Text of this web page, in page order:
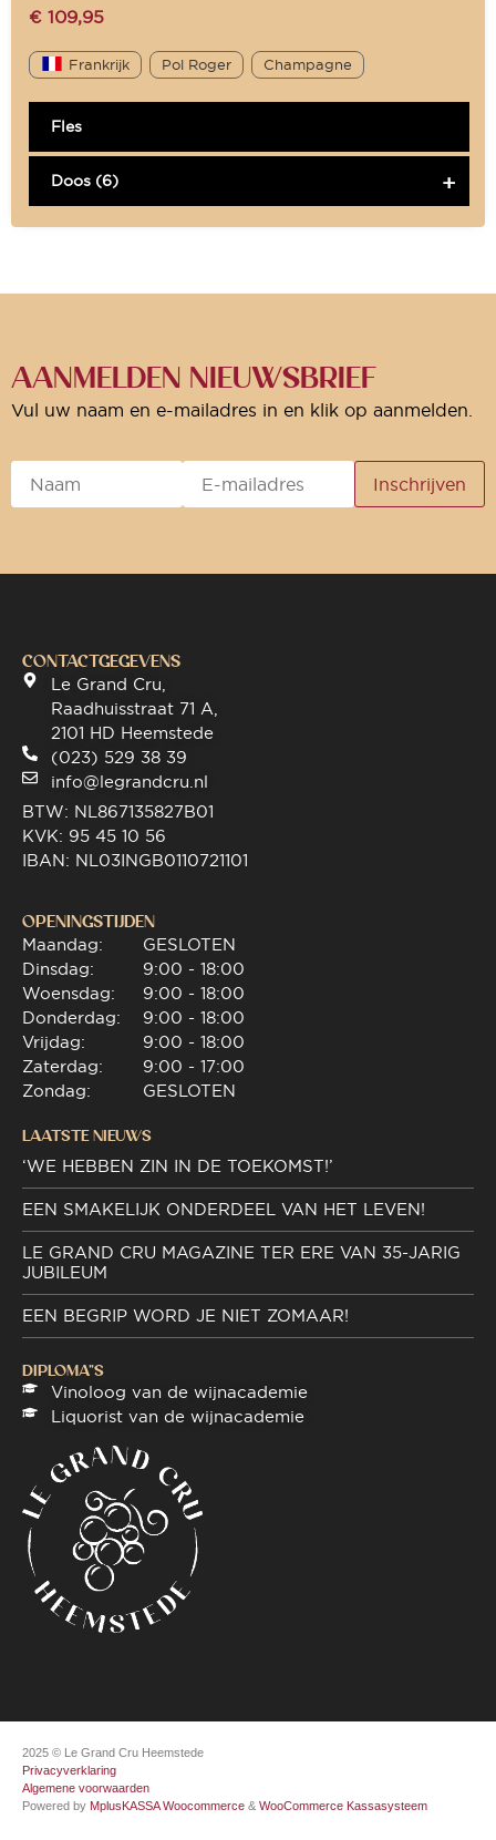
€ 109,95
Frankrijk Pol Roger Champagne
Fles
Doos (6)
AANMELDEN NIEUWSBRIEF
Vul uw naam en e-mailadres in en klik op aanmelden.
CONTACTGEGEVENS
Le Grand Cru,
Raadhuisstraat 71 A,
2101 HD Heemstede
(023) 529 38 39
info@legrandcru.nl
BTW: NL867135827B01
KVK: 95 45 10 56
IBAN: NL03INGB0110721101
OPENINGSTIJDEN
Maandag:
Dinsdag:
Woensdag:
Donderdag:
Vrijdag:
Zaterdag:
Zondag:
GESLOTEN
9:00 - 18:00
9:00 - 18:00
9:00 - 18:00
9:00 - 18:00
9:00 - 17:00
GESLOTEN
LAATSTE NIEUWS
‘WE HEBBEN ZIN IN DE TOEKOMST!’
EEN SMAKELIJK ONDERDEEL VAN HET LEVEN!
LE GRAND CRU MAGAZINE TER ERE VAN 35-JARIG
JUBILEUM
EEN BEGRIP WORD JE NIET ZOMAAR!
DIPLOMA"S
Vinoloog van de wijnacademie
Liquorist van de wijnacademie
2025 © Le Grand Cru Heemstede
Privacyverklaring
Algemene voorwaarden
Powered by MplusKASSA Woocommerce & WooCommerce Kassasysteem